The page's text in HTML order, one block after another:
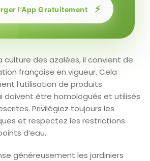
l'App Gratuitement ⚡
culture des azalées, il convient de
française en vigueur. Cela
l’utilisation de produits
doivent être homologués et utilisés
Privilégiez toujours les
et respectez les restrictions
d’eau.
généreusement les jardiniers